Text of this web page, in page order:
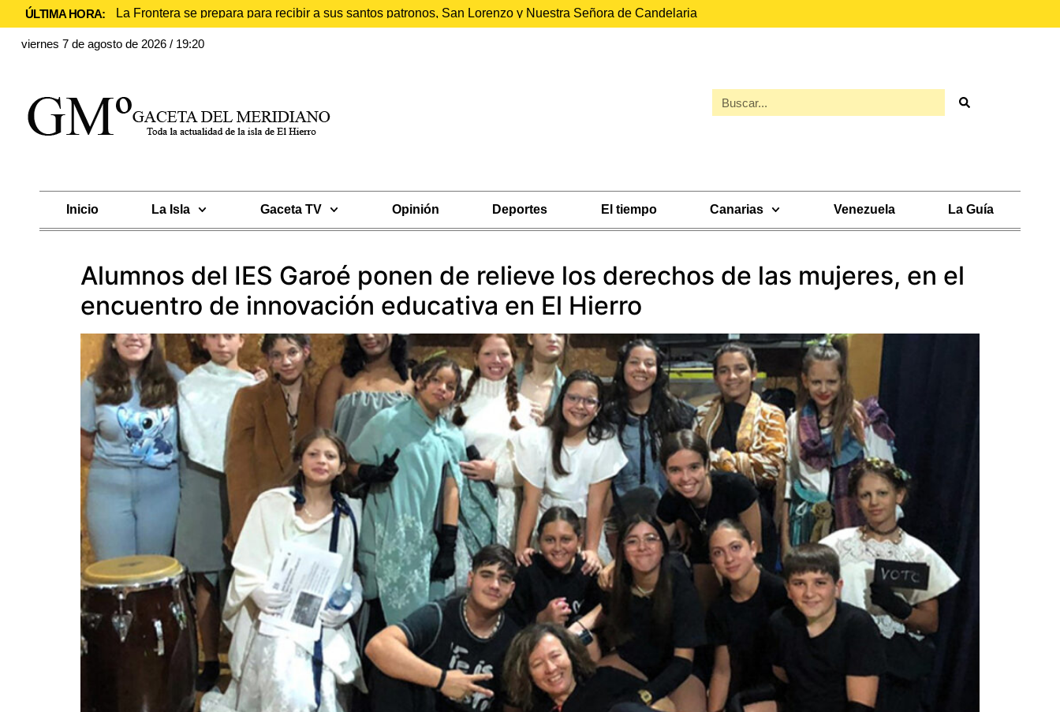
ÚLTIMA HORA: La Frontera se prepara para recibir a sus santos patronos, San Lorenzo y Nuestra Señora de Candelaria
viernes 7 de agosto de 2026 / 19:20
Inicio La Isla Gaceta TV Opinión Deportes El tiempo Canarias Venezuela La Guía
Alumnos del IES Garoé ponen de relieve los derechos de las mujeres, en el
encuentro de innovación educativa en El Hierro